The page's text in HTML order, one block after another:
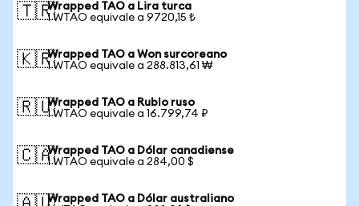
🇹🇷Wrapped TAO a Lira turca
1 WTAO equivale a 9720,15 ₺
🇰🇷Wrapped TAO a Won surcoreano
1 WTAO equivale a 288.813,61 ₩
🇷🇺Wrapped TAO a Rublo ruso
1 WTAO equivale a 16.799,74 ₽
🇨🇦Wrapped TAO a Dólar canadiense
1 WTAO equivale a 284,00 $
Wrapped TAO a Dólar australiano